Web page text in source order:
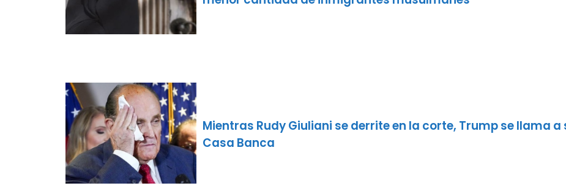
Mientras Rudy Giuliani se derrite en la corte, Trump se llama a
Casa Banca